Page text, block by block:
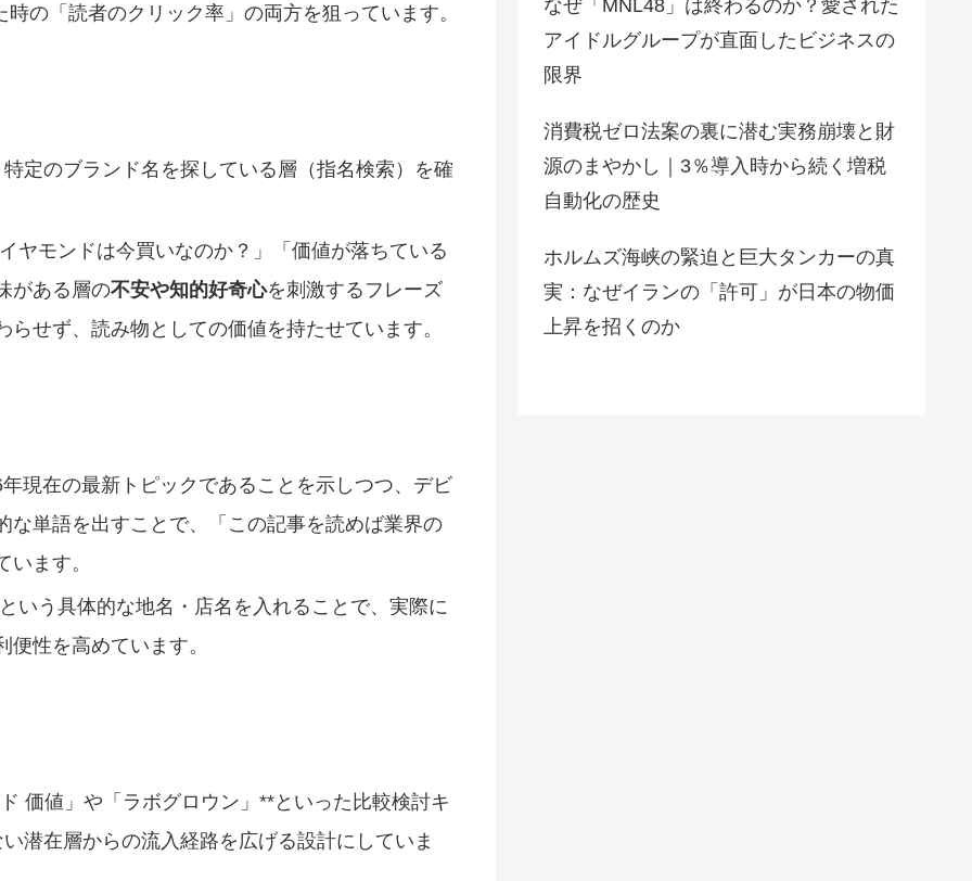
の「読者のクリック率」の両方を狙っています。
定のブランド名を探している層（指名検索）を確
ヤモンドは今買いなのか？」「価値が落ちている
がある層の不安や知的好奇心を刺激するフレーズ
せず、読み物としての価値を持たせています。
現在の最新トピックであることを示しつつ、デビ
な単語を出すことで、「この記事を読めば業界の
います。
いう具体的な地名・店名を入れることで、実際に
性を高めています。
価値」や「ラボグロウン」**といった比較検討キ
潜在層からの流入経路を広げる設計にしていま
なぜ「MNL48」は終わるのか？愛された
アイドルグループが直面したビジネスの
限界
消費税ゼロ法案の裏に潜む実務崩壊と財
源のまやかし｜3％導入時から続く増税
自動化の歴史
ホルムズ海峡の緊迫と巨大タンカーの真
実：なぜイランの「許可」が日本の物価
上昇を招くのか